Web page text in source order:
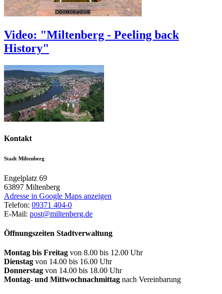
Video: "Miltenberg - Peeling back
History"
Kontakt
Stadt Miltenberg
Engelplatz 69
63897 Miltenberg
Adresse in Google Maps anzeigen
Telefon: 09371 404-0
E-Mail: post@miltenberg.de
Öffnungszeiten Stadtverwaltung
Montag bis Freitag von 8.00 bis 12.00 Uhr
Dienstag von 14.00 bis 16.00 Uhr
Donnerstag von 14.00 bis 18.00 Uhr
Montag- und Mittwochnachmittag nach Vereinbarung